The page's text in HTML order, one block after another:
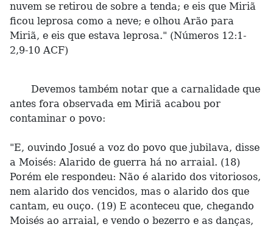
nuvem se retirou de sobre a tenda; e eis que Miriã
ficou leprosa como a neve; e olhou Arão para
Miriã, e eis que estava leprosa." (Números 12:1-
2,9-10 ACF)
Devemos também notar que a carnalidade que
antes fora observada em Miriã acabou por
contaminar o povo:
"E, ouvindo Josué a voz do povo que jubilava, disse
a Moisés: Alarido de guerra há no arraial. (18)
Porém ele respondeu: Não é alarido dos vitoriosos,
nem alarido dos vencidos, mas o alarido dos que
cantam, eu ouço. (19) E aconteceu que, chegando
Moisés ao arraial, e vendo o bezerro e as danças,